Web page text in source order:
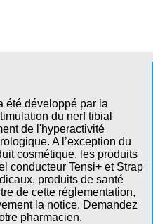
été développé par la
du nerf tibial
de l'hyperactivité
A l’exception du
cosmétique, les produits
conducteur Tensi+ et Strap
produits de santé
de cette réglementation,
la notice. Demandez
pharmacien.